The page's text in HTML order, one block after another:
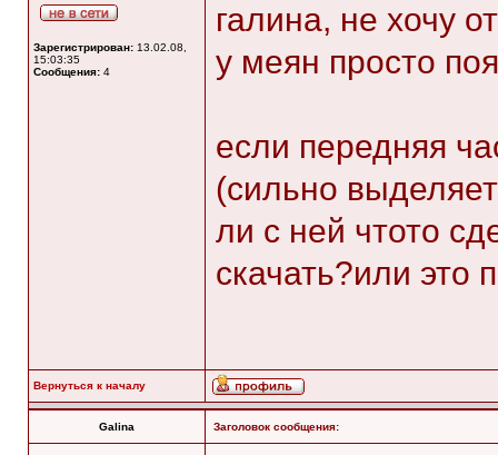
Зарегистрирован: 13.02.08,
15:03:35
Сообщения: 4
галина, не хочу
у меян просто
если передняя
(сильно
ли с ней чтото
скачать?или это
Вернуться к началу
Galina Заголовок сообщения: